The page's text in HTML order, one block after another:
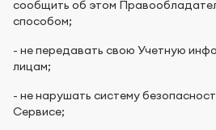
сообщить об этом
способом;
- не передавать свою Учетную
лицам;
- не нарушать систему
Сервисе;